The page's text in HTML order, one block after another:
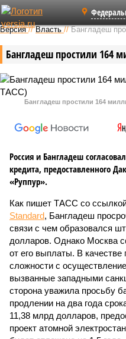
Версия //Власть //Бангладеш
Бангладеш простили 164
Бангладеш простили 164
Россия и Бангладеш
кредита, предоставленного
«Руппур».
Как пишет ТАСС со ссылкой
Standard, Бангладеш
связи с чем образовался
долларов. Однако Москва
от его выплаты. В
сложности с
вызванные западными
сторона уважила просьбу
продлении на два года
11,38 млрд долларов,
проект атомной